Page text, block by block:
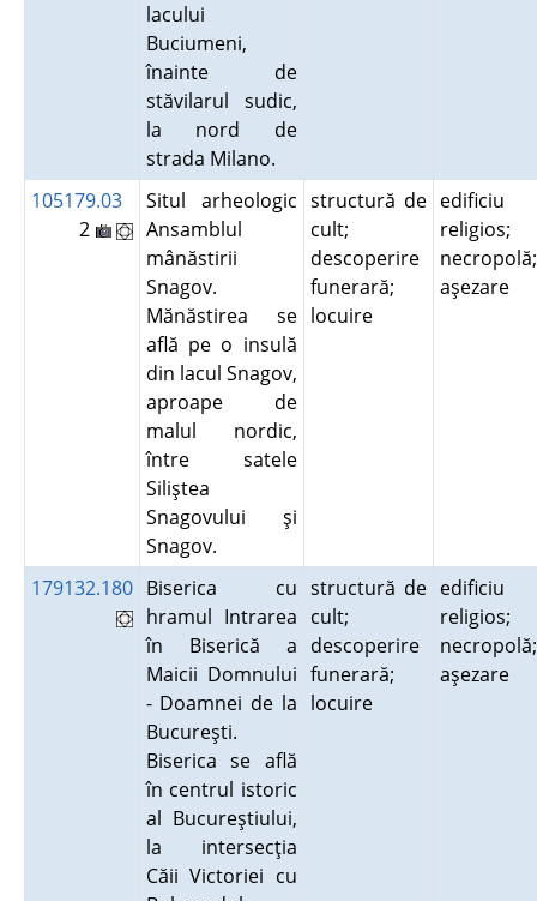
lacului
Buciumeni,
înainte de
stăvilarul sudic,
la nord de
strada Milano.
105179.03
2
Situl arheologic
Ansamblul
mânăstirii
Snagov.
Mănăstirea se
află pe o insulă
din lacul Snagov,
aproape de
malul nordic,
între satele
Siliştea
Snagovului şi
Snagov.
structură de
cult;
descoperire
funerară;
locuire
edificiu
religios;
necropolă;
aşezare
179132.180 Biserica cu
hramul Intrarea
în Biserică a
Maicii Domnului
- Doamnei de la
Bucureşti.
Biserica se află
în centrul istoric
al Bucureştiului,
la intersecţia
Căii Victoriei cu
structură de
cult;
descoperire
funerară;
locuire
edificiu
religios;
necropolă;
aşezare